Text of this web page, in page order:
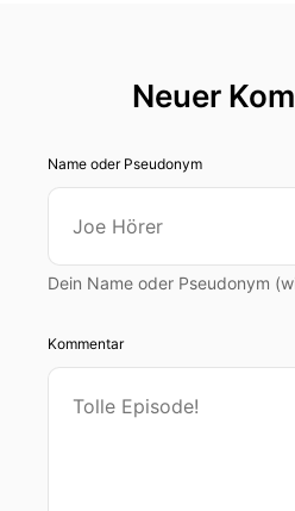
Neuer
Name oder Pseudonym
Dein Name oder Pseudonym
Kommentar